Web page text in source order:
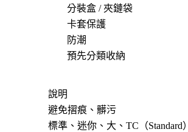
分裝盒 / 夾鏈袋
卡套保護
防潮
預先分類收納
說明
避免摺痕、髒污
標準、迷你、大、TC（Standard）